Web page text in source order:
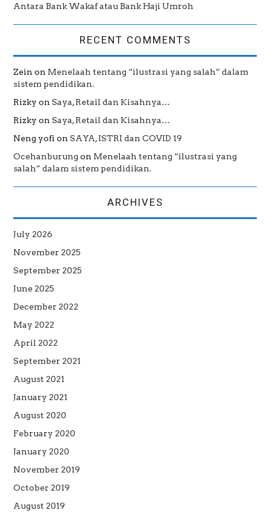
Antara Bank Wakaf atau Bank Haji Umroh
RECENT COMMENTS
Zein on Menelaah tentang “ilustrasi yang salah” dalam
sistem pendidikan.
Rizky onSaya, Retail dan Kisahnya…
Rizky onSaya, Retail dan Kisahnya…
Neng yofi onSAYA, ISTRI dan COVID 19
Ocehanburung on Menelaah tentang “ilustrasi yang
salah” dalam sistem pendidikan.
ARCHIVES
July 2026
November 2025
September 2025
June 2025
December 2022
May 2022
April 2022
September 2021
August 2021
January 2021
August 2020
February 2020
January 2020
November 2019
October 2019
August 2019